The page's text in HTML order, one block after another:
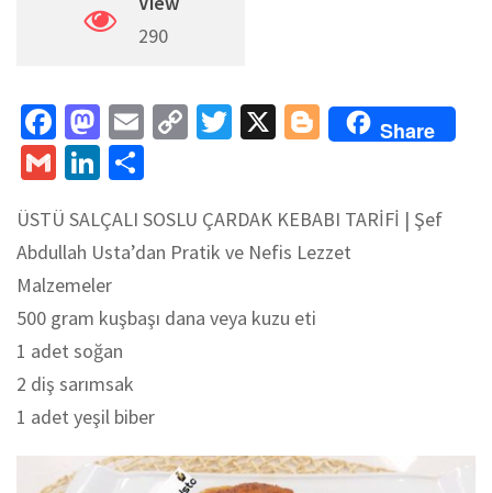
290
Fa
ce
b
o
o
k
M
as
to
d
o
n
E
l
C
y
Li
k
T
er
X
Bl
o
er
Share
G
ai
l
Li
ke
dI
n
ar
e
ÜSTÜ SALÇALI SOSLU ÇARDAK KEBABI TARİFİ | Şef
Abdullah Usta’dan Pratik ve Nefis Lezzet
Malzemeler
500 gram kuşbaşı dana veya kuzu eti
1 adet soğan
2 diş sarımsak
1 adet yeşil biber